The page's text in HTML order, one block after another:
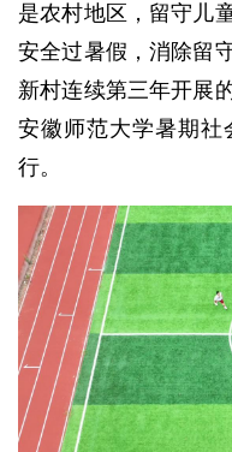
是农村地区，留守儿
安全过暑假，消除留
新村连续第三年开展
安徽师范大学暑期
行。